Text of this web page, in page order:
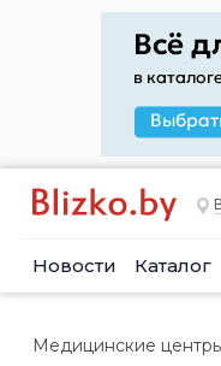
Новости Каталог
Медицинские